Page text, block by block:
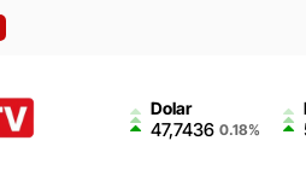
Dolar
47,7436 0.18%